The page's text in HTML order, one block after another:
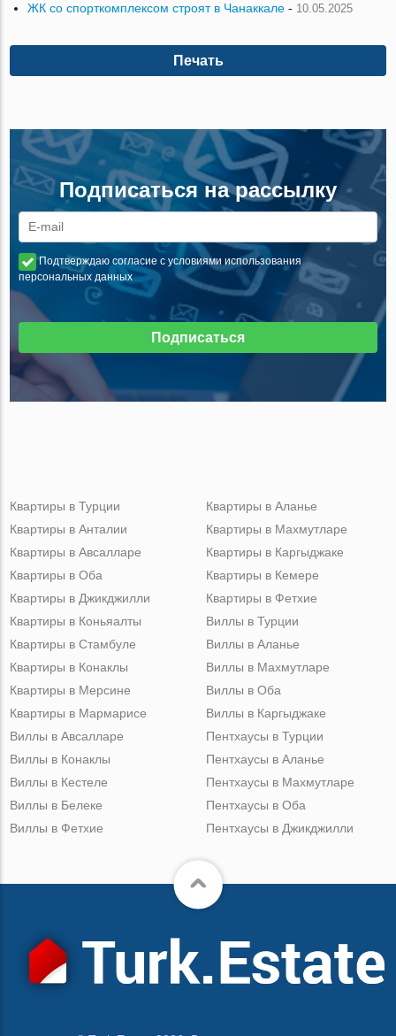
ЖК со спорткомплексом строят в Чанаккале - 10.05.2025
Печать
Подписаться на рассылку
Подтверждаю согласие с условиями использования
персональных данных
Подписаться
Квартиры в Турции
Квартиры в Анталии
Квартиры в Авсалларе
Квартиры в Оба
Квартиры в Джикджилли
Квартиры в Аланье
Квартиры в Махмутларе
Квартиры в Каргыджаке
Квартиры в Кемере
Квартиры в Фетхие
Квартиры в Коньяалты
Квартиры в Стамбуле
Квартиры в Конаклы
Квартиры в Мерсине
Квартиры в Мармарисе
Виллы в Турции
Виллы в Аланье
Виллы в Махмутларе
Виллы в Оба
Виллы в Каргыджаке
Виллы в Авсалларе
Виллы в Конаклы
Виллы в Кестеле
Виллы в Белеке
Виллы в Фетхие
Пентхаусы в Турции
Пентхаусы в Аланье
Пентхаусы в Махмутларе
Пентхаусы в Оба
Пентхаусы в Джикджилли